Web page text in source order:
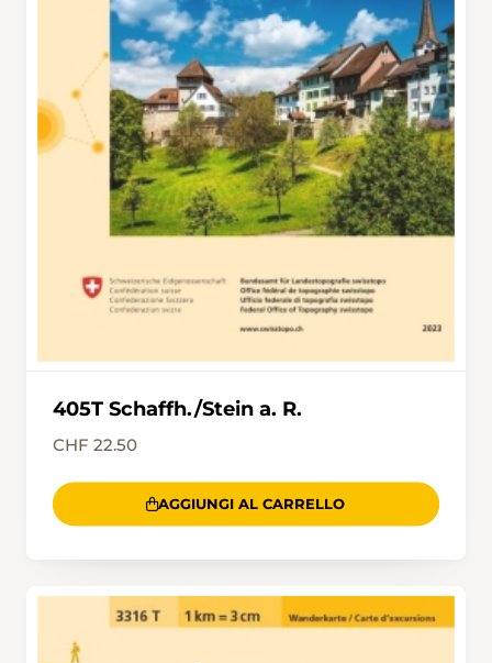
405T Schaffh./Stein a. R.
CHF 22.50
AGGIUNGI AL CARRELLO